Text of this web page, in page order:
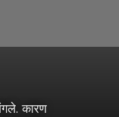
कारण